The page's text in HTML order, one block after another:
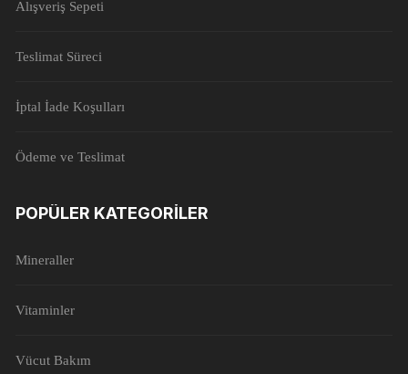
Alışveriş Sepeti
Teslimat Süreci
İptal İade Koşulları
Ödeme ve Teslimat
POPÜLER KATEGORILER
Mineraller
Vitaminler
Vücut Bakım